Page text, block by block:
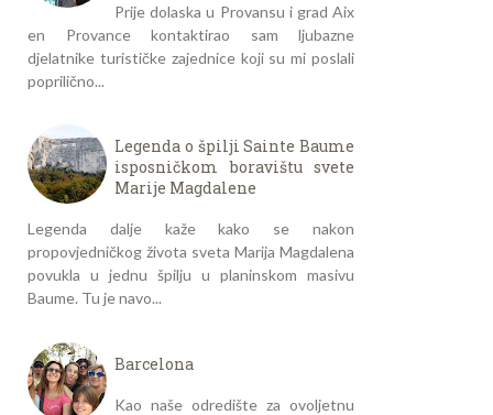
Prije dolaska u Provansu i grad Aix
en Provance kontaktirao sam ljubazne
djelatnike turističke zajednice koji su mi poslali
poprilično...
Legenda o špilji Sainte Baume
isposničkom boravištu svete
Marije Magdalene
Legenda dalje kaže kako se nakon
propovjedničkog života sveta Marija Magdalena
povukla u jednu špilju u planinskom masivu
Baume. Tu je navo...
Barcelona
Kao naše odredište za ovoljetnu